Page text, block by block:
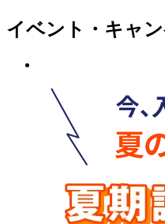
イベント・キャ